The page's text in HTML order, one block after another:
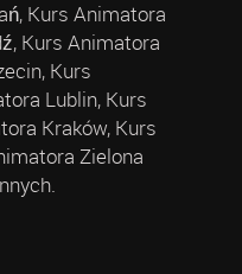
Kurs Animatora
Kurs Animatora
Kurs
Lublin, Kurs
Kraków, Kurs
Zielona